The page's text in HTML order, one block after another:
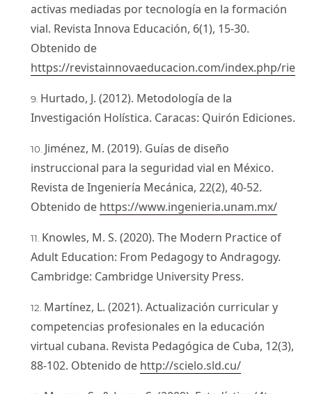
activas mediadas por tecnología en la formación
vial. Revista Innova Educación, 6(1), 15-30.
Obtenido de
https://revistainnovaeducacion.com/index.php/rie
Hurtado, J. (2012). Metodología de la
Investigación Holística. Caracas: Quirón Ediciones.
Jiménez, M. (2019). Guías de diseño
instruccional para la seguridad vial en México.
Revista de Ingeniería Mecánica, 22(2), 40-52.
Obtenido de https://www.ingenieria.unam.mx/
Knowles, M. S. (2020). The Modern Practice of
Adult Education: From Pedagogy to Andragogy.
Cambridge: Cambridge University Press.
Martínez, L. (2021). Actualización curricular y
competencias profesionales en la educación
virtual cubana. Revista Pedagógica de Cuba, 12(3),
88-102. Obtenido de http://scielo.sld.cu/